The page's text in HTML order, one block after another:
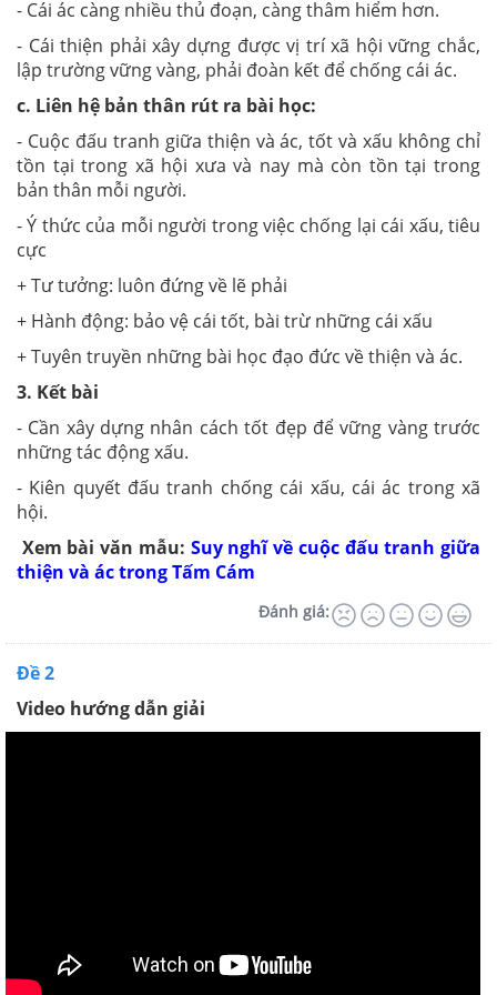
- Cái ác càng nhiều thủ đoạn, càng thâm hiểm hơn.
- Cái thiện phải xây dựng được vị trí xã hội vững chắc,
lập trường vững vàng, phải đoàn kết để chống cái ác.
c. Liên hệ bản thân rút ra bài học:
- Cuộc đấu tranh giữa thiện và ác, tốt và xấu không chỉ
tồn tại trong xã hội xưa và nay mà còn tồn tại trong
bản thân mỗi người.
- Ý thức của mỗi người trong việc chống lại cái xấu, tiêu
cực
+ Tư tưởng: luôn đứng về lẽ phải
+ Hành động: bảo vệ cái tốt, bài trừ những cái xấu
+ Tuyên truyền những bài học đạo đức về thiện và ác.
3. Kết bài
- Cần xây dựng nhân cách tốt đẹp để vững vàng trước
những tác động xấu.
- Kiên quyết đấu tranh chống cái xấu, cái ác trong xã
hội.
Xem bài văn mẫu: Suy nghĩ về cuộc đấu tranh giữa
thiện và ác trong Tấm Cám
Đánh giá:
Đề 2
Video hướng dẫn giải